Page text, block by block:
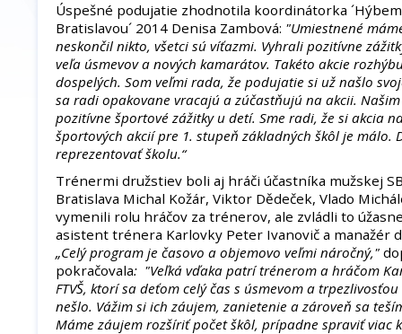
Úspešné podujatie zhodnotila koordinátorka
Bratislavou´ 2014 Denisa Zambová: "Umiestnené
neskončil nikto, všetci sú víťazmi. Vyhrali pozitívne
veľa úsmevov a nových kamarátov. Takéto akcie
dospelých. Som veľmi rada, že podujatie si už našlo
sa radi opakovane vracajú a zúčastňujú na akcii.
pozitívne športové zážitky u detí. Sme radi, že si akcia
športových akcií pre 1. stupeň základných škôl je málo.
reprezentovať školu.“
Trénermi družstiev boli aj hráči účastníka mužskej
Bratislava Michal Kožár, Viktor Dědeček, Vlado
vymenili rolu hráčov za trénerov, ale zvládli to
asistent trénera Karlovky Peter Ivanovič a manažér
„Celý program je časovo a objemovo veľmi náročný,"
pokračovala: "Veľká vďaka patrí trénerom a hráčom
FTVŠ, ktorí sa deťom celý čas s úsmevom a
nešlo. Vážim si ich záujem, zanietenie a zároveň sa
Máme záujem rozšíriť počet škôl, prípadne spraviť viac